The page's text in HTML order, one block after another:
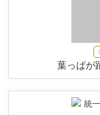
葉っぱが